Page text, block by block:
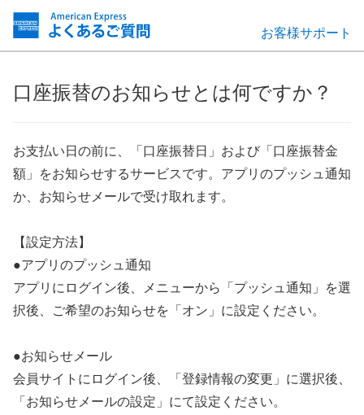
お客様サポート
口座振替のお知らせとは何ですか？
お支払い日の前に、「口座振替日」および「口座振替金
額」をお知らせするサービスです。アプリのプッシュ通知
か、お知らせメールで受け取れます。
【設定方法】
●アプリのプッシュ通知
アプリにログイン後、メニューから「プッシュ通知」を選
択後、ご希望のお知らせを「オン」に設定ください。
●お知らせメール
会員サイトにログイン後、「登録情報の変更」に選択後、
「お知らせメールの設定」にて設定ください。